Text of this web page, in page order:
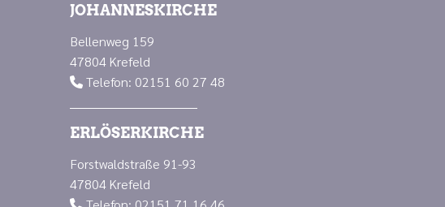
JOHANNESKIRCHE
Bellenweg 159
47804 Krefeld
 Telefon: 02151 60 27 48
ERLÖSERKIRCHE
Forstwaldstraße 91-93
47804 Krefeld
